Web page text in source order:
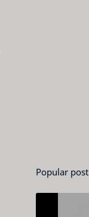
Popular post